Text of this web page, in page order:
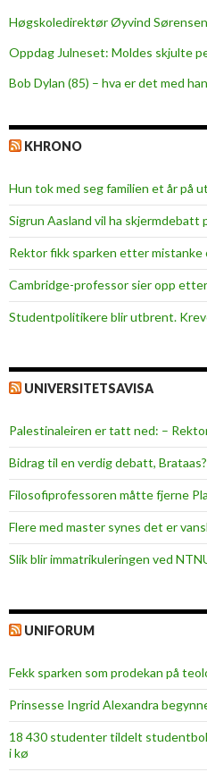
Høgskoledirektør Øyvind
Oppdag Julneset: Moldes skjulte
Bob Dylan (85) – hva er det med
KHRONO
Hun tok med seg familien et år på
Sigrun Aasland vil ha
Rektor fikk sparken etter mistanke
Cambridge-professor sier opp
Studentpolitikere blir utbrent.
UNIVERSITETSAVISA
Palestinaleiren er tatt ned: –
Bidrag til en verdig debatt, Brataas?
Filosofiprofessoren måtte fjerne
Flere med master synes det er
Slik blir immatrikuleringen ved
UNIFORUM
Fekk sparken som prodekan på
Prinsesse Ingrid Alexandra
18 430 studenter tildelt
i kø